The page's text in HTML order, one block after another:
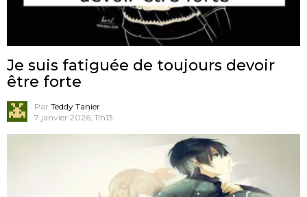
Je suis fatiguée de toujours devoir
être forte
Par Teddy Tanier
7 janvier 2026, 11h13